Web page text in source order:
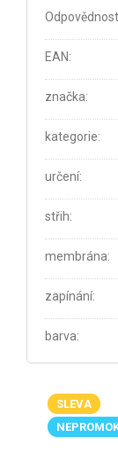
EAN:
značka:
kategorie:
určení:
střih:
membrána:
zapínání:
barva:
SLEVA